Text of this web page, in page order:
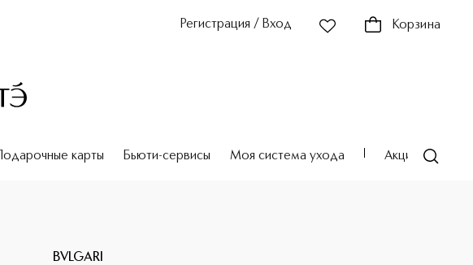
Регистрация / Вход Корзина
Подарочные карты Бьюти-сервисы Моя система ухода Акции
BVLGARI